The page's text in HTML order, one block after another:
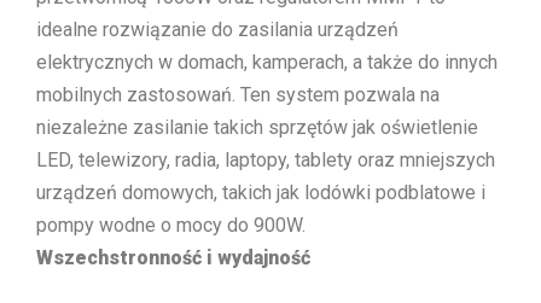
idealne rozwiązanie do zasilania urządzeń
elektrycznych w domach, kamperach, a także do innych
mobilnych zastosowań. Ten system pozwala na
niezależne zasilanie takich sprzętów jak oświetlenie
LED, telewizory, radia, laptopy, tablety oraz mniejszych
urządzeń domowych, takich jak lodówki podblatowe i
pompy wodne o mocy do 900W.
Wszechstronność i wydajność